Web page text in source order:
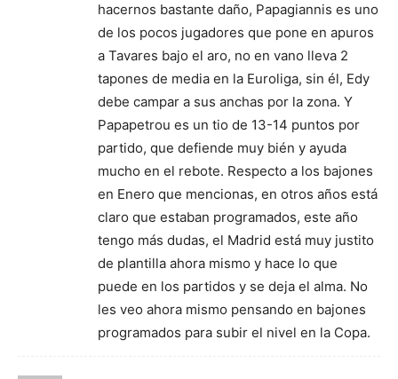
hacernos bastante daño, Papagiannis es uno
de los pocos jugadores que pone en apuros
a Tavares bajo el aro, no en vano lleva 2
tapones de media en la Euroliga, sin él, Edy
debe campar a sus anchas por la zona. Y
Papapetrou es un tio de 13-14 puntos por
partido, que defiende muy bién y ayuda
mucho en el rebote. Respecto a los bajones
en Enero que mencionas, en otros años está
claro que estaban programados, este año
tengo más dudas, el Madrid está muy justito
de plantilla ahora mismo y hace lo que
puede en los partidos y se deja el alma. No
les veo ahora mismo pensando en bajones
programados para subir el nivel en la Copa.